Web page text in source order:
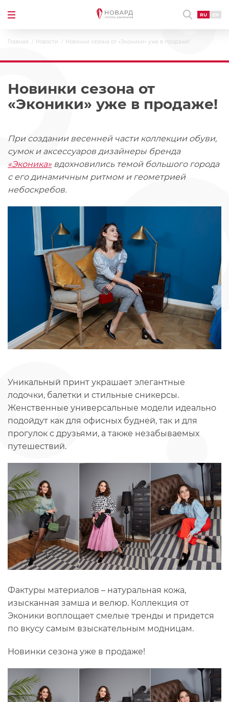
RU EN
Главная Новости Новинки сезона от «Эконики» уже в продаже!
Новинки сезона от
«Эконики» уже в продаже!
При создании весенней части коллекции обуви,
сумок и аксессуаров дизайнеры бренда
«Эконика» вдохновились темой большого города
с его динамичным ритмом и геометрией
небоскребов.
Уникальный принт украшает элегантные
лодочки, балетки и стильные сникерсы.
Женственные универсальные модели идеально
подойдут как для офисных будней, так и для
прогулок с друзьями, а также незабываемых
путешествий.
Фактуры материалов – натуральная кожа,
изысканная замша и велюр. Коллекция от
Эконики воплощает смелые тренды и придется
по вкусу самым взыскательным модницам.
Новинки сезона уже в продаже!